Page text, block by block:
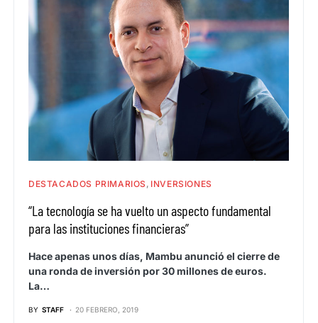
DESTACADOS PRIMARIOS INVERSIONES
“La tecnología se ha vuelto un aspecto fundamental
para las instituciones financieras”
Hace apenas unos días, Mambu anunció el cierre de
una ronda de inversión por 30 millones de euros.
La…
BY STAFF 20 FEBRERO, 2019